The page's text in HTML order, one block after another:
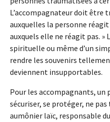
L’accompagnateur doit être
auxquelles la personne
auxquels elle ne réagit pas. »
spirituelle ou même d’un
rendre les souvenirs
deviennent insupportables.
Pour les accompagnants, un
sécuriser, se protéger, ne
aumônier laïc, responsable